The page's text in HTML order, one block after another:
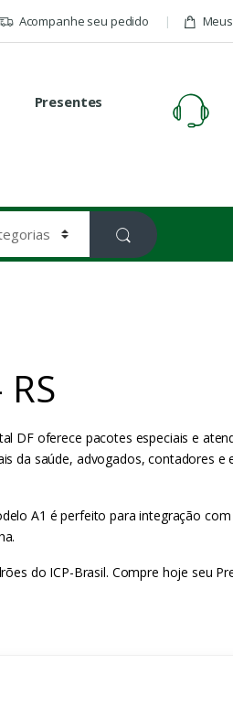
Acompanhe seu pedido
Presentes
DF oferece pacotes especiais e
da saúde, advogados, contadores e
A1 é perfeito para integração
do ICP-Brasil. Compre hoje seu